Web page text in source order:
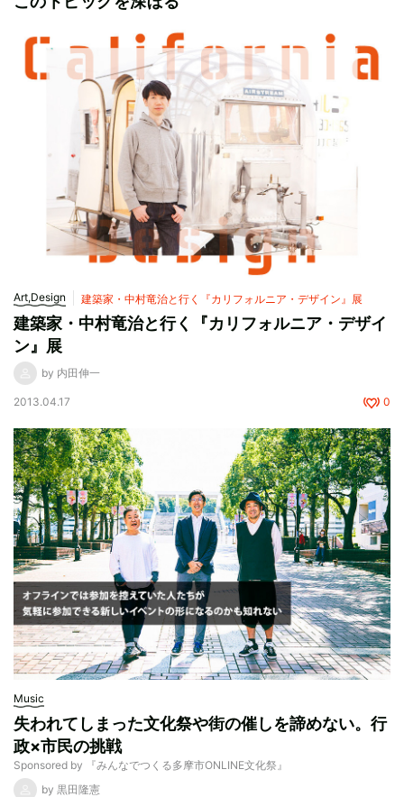
Art,Design 建築家・中村竜治と行く『カリフォルニア・デザイン』展
建築家・中村竜治と行く『カリフォルニア・デザイ
ン』展
by 内田伸一
2013.04.17 0
Music
失われてしまった文化祭や街の催しを諦めない。行
政×市民の挑戦
Sponsored by 『みんなでつくる多摩市ONLINE文化祭』
by 黒田隆憲